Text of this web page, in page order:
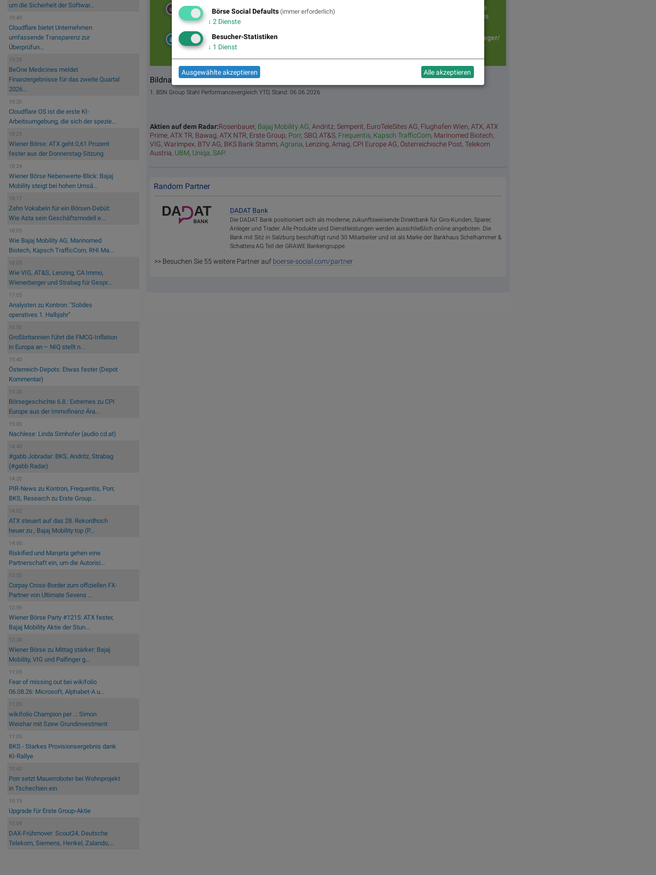
um die Sicherheit der Softwar...
19:49
Cloudflare bietet Unternehmen
umfassende Transparenz zur
Überprüfun...
19:28
BeOne Medicines meldet
Finanzergebnisse für das zweite Quartal
2026...
19:20
Cloudflare OS ist die erste KI-
Arbeitsumgebung, die sich der spezie...
18:25
Wiener Börse: ATX geht 0,61 Prozent
fester aus der Donnerstag-Sitzung
18:24
Wiener Börse Nebenwerte-Blick: Bajaj
Mobility steigt bei hohen Umsä...
18:17
Zehn Vokabeln für ein Börsen-Debüt:
Wie Asta sein Geschäftsmodell e...
18:05
Wie Bajaj Mobility AG, Marinomed
Biotech, Kapsch TrafficCom, RHI Ma...
18:05
Wie VIG, AT&S, Lenzing, CA Immo,
Wienerberger und Strabag für Gespr...
17:05
Analysten zu Kontron: "Solides
operatives 1. Halbjahr"
16:50
Großbritannien führt die FMCG-Inflation
in Europa an – NIQ stellt n...
15:40
Österreich-Depots: Etwas fester (Depot
Kommentar)
15:20
Börsegeschichte 6.8.: Extremes zu CPI
Europe aus der Immofinanz-Ära...
15:00
Nachlese: Linda Simhofer (audio cd.at)
14:40
#gabb Jobradar: BKS, Andritz, Strabag
(#gabb Radar)
14:20
PIR-News zu Kontron, Frequentis, Porr,
BKS, Research zu Erste Group...
14:02
ATX steuert auf das 28. Rekordhoch
heuer zu , Bajaj Mobility top (P...
14:00
Riskified und Marqeta gehen eine
Partnerschaft ein, um die Autorisi...
13:55
Corpay Cross-Border zum offiziellen FX-
Partner von Ultimate Sevens ...
12:59
Wiener Börse Party #1215: ATX fester,
Bajaj Mobility Aktie der Stun...
12:38
Wiener Börse zu Mittag stärker: Bajaj
Mobility, VIG und Palfinger g...
11:05
Fear of missing out bei wikifolio
06.08.26: Microsoft, Alphabet-A u...
11:05
wikifolio Champion per ..: Simon
Weishar mit Szew Grundinvestment
11:05
BKS - Starkes Provisionsergebnis dank
KI-Rallye
10:42
Porr setzt Mauerroboter bei Wohnprojekt
in Tschechien ein
10:15
Upgrade für Erste Group-Aktie
10:09
DAX-Frühmover: Scout24, Deutsche
Telekom, Siemens, Henkel, Zalando,...
Top/Flop
Diashows
Matrix
Moving
Averages
Märkte/
Indikationen
Tagessieger/
verlierer
BS-Hitparade
Reporting
Days
Bildnachweis
1. BSN Group Stahl Performancevergleich YTD, Stand: 06.06.2026
Aktien auf dem Radar:Rosenbauer, Bajaj Mobility AG,Andritz,Semperit, EuroTeleSites AG, Flughafen Wien,ATX,ATX
Prime,ATX TR, Bawag,ATX NTR, Erste Group, Porr,SBO,AT&S, Frequentis, Kapsch TrafficCom, Marinomed Biotech,
VIG,Warimpex, BTV AG, BKS Bank Stamm,Agrana, Lenzing,Amag, CPI Europe AG, Österreichische Post,Telekom
Austria, UBM, Uniqa,SAP.
Random Partner
DADAT Bank
Die DADAT Bank positioniert sich als moderne, zukunftsweisende Direktbank für Giro-Kunden, Sparer,
Anleger und Trader. Alle Produkte und Dienstleistungen werden ausschließlich online angeboten. Die
Bank mit Sitz in Salzburg beschäftigt rund 30 Mitarbeiter und ist als Marke der Bankhaus Schelhammer &
Schattera AG Teil der GRAWE Bankengruppe.
>> Besuchen Sie 55 weitere Partner auf boerse-social.com/partner
Börse Social Defaults (immer erforderlich)
↓ 2 Dienste
Besucher-Statistiken
↓ 1 Dienst
Ausgewählte akzeptieren Alle akzeptieren